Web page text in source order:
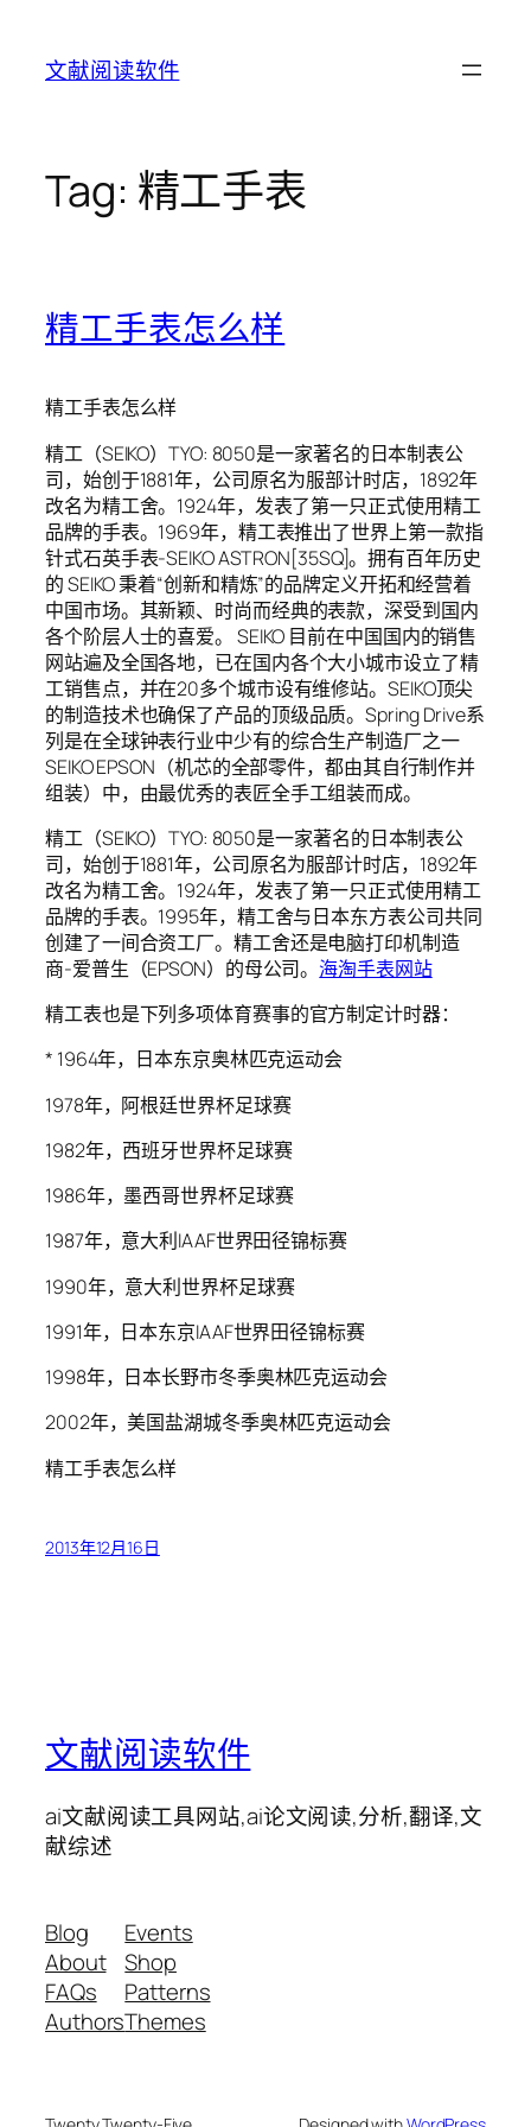
content
文献阅读软件
Tag: 精工手表
精工手表怎么样
精工手表怎么样
精工（SEIKO）TYO: 8050是一家著名的日本制表公
司，始创于1881年，公司原名为服部计时店，1892年
改名为精工舍。1924年，发表了第一只正式使用精工
品牌的手表。1969年，精工表推出了世界上第一款指
针式石英手表-SEIKO ASTRON[35SQ]。拥有百年历史
的 SEIKO 秉着“创新和精炼”的品牌定义开拓和经营着
中国市场。其新颖、时尚而经典的表款，深受到国内
各个阶层人士的喜爱。 SEIKO 目前在中国国内的销售
网站遍及全国各地，已在国内各个大小城市设立了精
工销售点，并在20多个城市设有维修站。SEIKO顶尖
的制造技术也确保了产品的顶级品质。Spring Drive系
列是在全球钟表行业中少有的综合生产制造厂之一
SEIKO EPSON（机芯的全部零件，都由其自行制作并
组装）中，由最优秀的表匠全手工组装而成。
精工（SEIKO）TYO: 8050是一家著名的日本制表公
司，始创于1881年，公司原名为服部计时店，1892年
改名为精工舍。1924年，发表了第一只正式使用精工
品牌的手表。1995年，精工舍与日本东方表公司共同
创建了一间合资工厂。精工舍还是电脑打印机制造
商-爱普生（EPSON）的母公司。 海淘手表网站
精工表也是下列多项体育赛事的官方制定计时器：
* 1964年，日本东京奥林匹克运动会
1978年，阿根廷世界杯足球赛
1982年，西班牙世界杯足球赛
1986年，墨西哥世界杯足球赛
1987年，意大利IAAF世界田径锦标赛
1990年，意大利世界杯足球赛
1991年，日本东京IAAF世界田径锦标赛
1998年，日本长野市冬季奥林匹克运动会
2002年，美国盐湖城冬季奥林匹克运动会
精工手表怎么样
2013年12月16日
文献阅读软件
ai文献阅读工具网站,ai论文阅读,分析,翻译,文
献综述
Blog
About
FAQs
Authors
Events
Shop
Patterns
Themes